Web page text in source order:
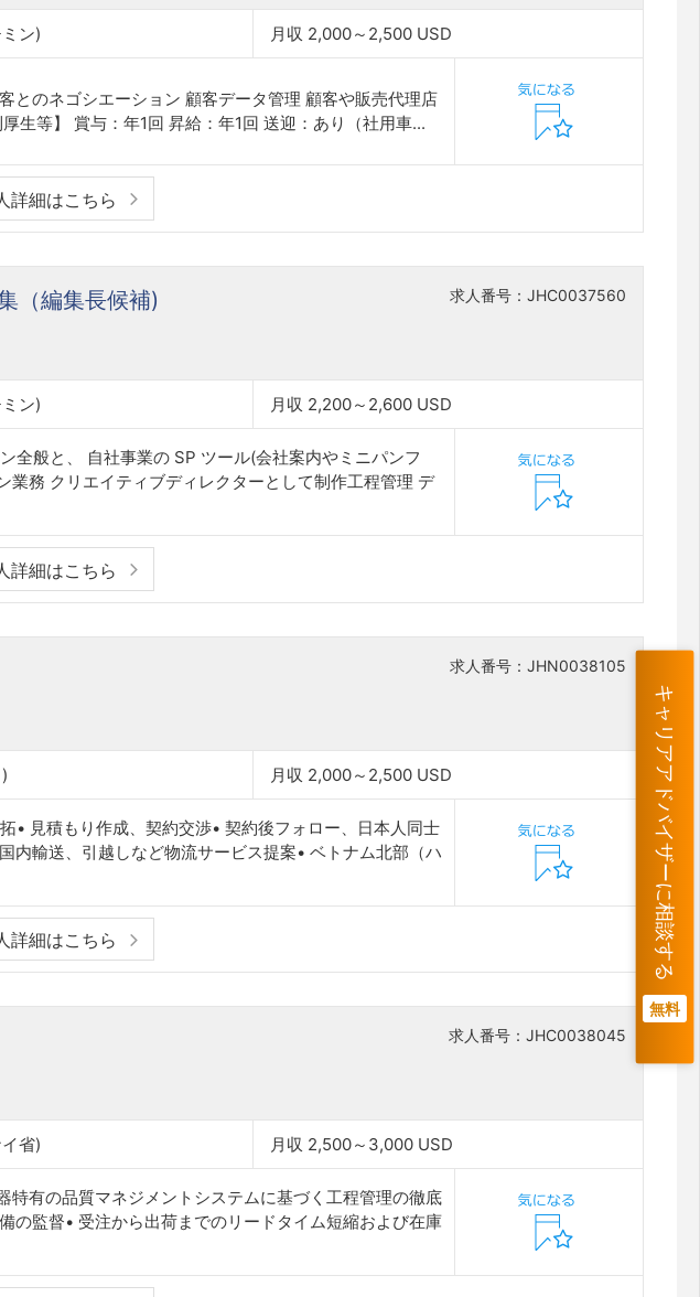
ン) 月収 2,000～2,500 USD
とのネゴシエーション 顧客データ管理 顧客や販売代理店
等】 賞与：年1回 昇給：年1回 送迎：あり（社用車...
詳細はこちら
求人番号：JHC0037560
（編集長候補)
ン) 月収 2,200～2,600 USD
全般と、 自社事業の SP ツール(会社案内やミニパンフ
務 クリエイティブディレクターとして制作工程管理 デ
詳細はこちら
求人番号：JHN0038105
月収 2,000～2,500 USD
• 見積もり作成、契約交渉• 契約後フォロー、日本人同士
内輸送、引越しなど物流サービス提案• ベトナム北部（ハ
詳細はこちら
求人番号：JHC0038045
省) 月収 2,500～3,000 USD
有の品質マネジメントシステムに基づく工程管理の徹底
の監督• 受注から出荷までのリードタイム短縮および在庫
キャリアアドバイザーに相談する
無料